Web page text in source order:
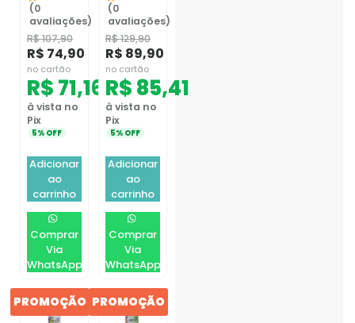
(0
avaliações)
R$107,90
R$ 74,90
no cartão
R$71,16
à vista no
Pix
5% OFF
Adicionar
ao
carrinho
Comprar
Via
WhatsApp
(0
avaliações)
R$129,90
R$ 89,90
no cartão
R$85,41
à vista no
Pix
5% OFF
Adicionar
ao
carrinho
Comprar
Via
WhatsApp
PROMOÇÃO PROMOÇÃO